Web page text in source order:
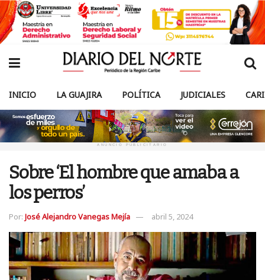
INICIO LA GUAJIRA POLÍTICA JUDICIALES
ANUNCIO PUBLICITARIO
Sobre ‘El hombre que amaba a
los perros’
Por: José Alejandro Vanegas Mejía abril 5, 2024